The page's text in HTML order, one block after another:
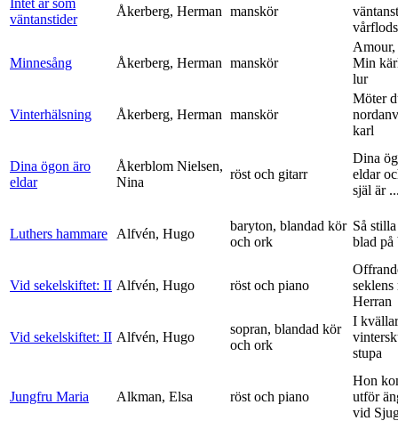
väntanstider
Åkerberg, Herman manskör
Minnesång Åkerberg, Herman manskör
Min
lur
Vinterhälsning Åkerberg, Herman manskör
Möter
karl
Dina ögon äro
eldar
Åkerblom Nielsen,
Nina
röst och gitarr
Dina
eldar
själ är
Luthers hammare Alfvén, Hugo
baryton, blandad kör
och ork
Så
blad på
Vid sekelskiftet: II Alfvén, Hugo röst och piano
Herran
Vid sekelskiftet: II Alfvén, Hugo
sopran, blandad kör
och ork
I
stupa
Jungfru Maria Alkman, Elsa röst och piano
Hon
utför
vid